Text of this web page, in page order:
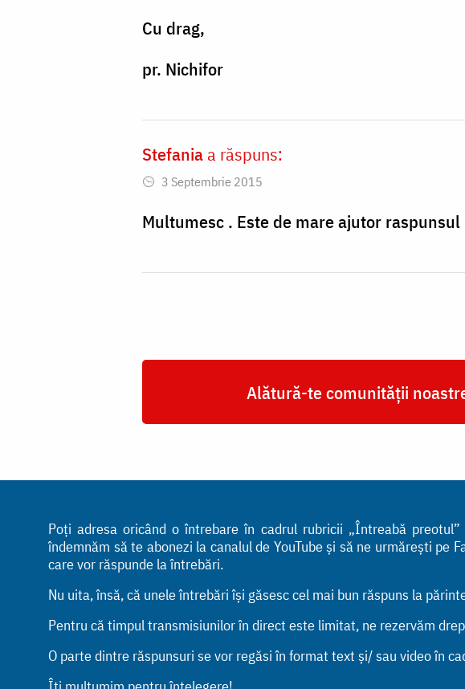
Cu drag,
pr. Nichifor
Stefania a răspuns:
3 Septembrie 2015
Multumesc . Este de mare ajutor
Alătură-te comunității
Poți adresa oricând o întrebare în cadrul rubricii „Întreabă
îndemnăm să te abonezi la canalul de YouTube și să ne urmărești
care vor răspunde la întrebări.
Nu uita, însă, că unele întrebări își găsesc cel mai bun răspuns la
Pentru că timpul transmisiunilor în direct este limitat, ne rezervăm
O parte dintre răspunsuri se vor regăsi în format text și/ sau video în